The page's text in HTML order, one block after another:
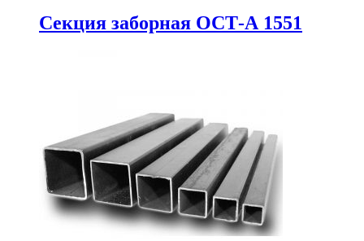
Секция заборная ОСТ-А 1551